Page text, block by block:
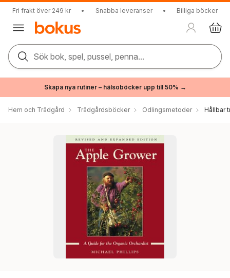
Fri frakt över 249 kr • Snabba leveranser • Billiga böcker
Sök bok, spel, pussel, penna...
Skapa nya rutiner – hälsoböcker upp till 50% →
Hem och Trädgård Trädgårdsböcker Odlingsmetoder Hållbar